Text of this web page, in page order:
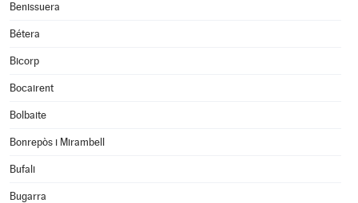
Benissuera
Bétera
Bicorp
Bocairent
Bolbaite
Bonrepòs i Mirambell
Bufali
Bugarra